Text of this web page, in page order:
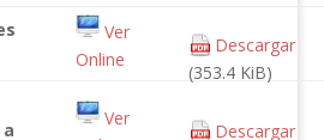
Ver
Online
Descargar
(353.4 KiB)
Ver
Descargar